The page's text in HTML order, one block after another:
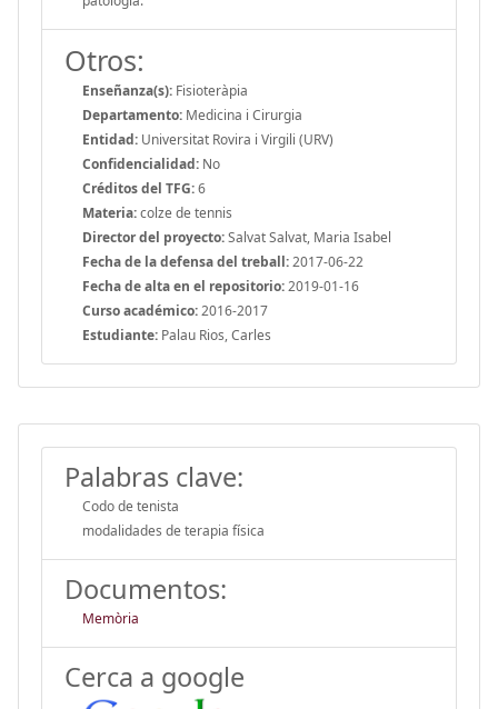
Otros:
Enseñanza(s): Fisioteràpia
Departamento: Medicina i Cirurgia
Entidad: Universitat Rovira i Virgili (URV)
Confidencialidad: No
Créditos del TFG:6
Materia:colze de tennis
Director del proyecto:Salvat Salvat, Maria Isabel
Fecha de la defensa del treball:2017-06-22
Fecha de alta en el repositorio:2019-01-16
Curso académico:2016-2017
Estudiante: Palau Rios, Carles
Palabras clave:
Codo de tenista
modalidades de terapia física
Documentos:
Memòria
Cerca a google